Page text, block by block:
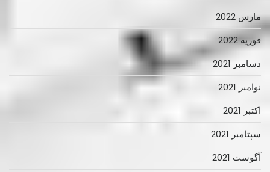
مارس 2022
فوریه 2022
دسامبر 2021
نوامبر 2021
اکتبر 2021
سپتامبر 2021
آگوست 2021